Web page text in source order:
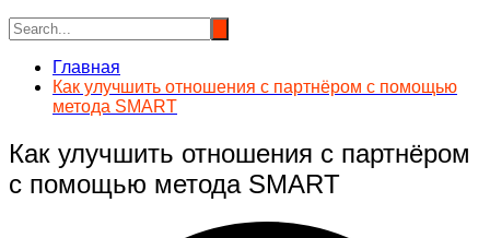
Главная
Как улучшить отношения с партнёром с помощью
метода SMART
Как улучшить отношения с партнёром
с помощью метода SMART